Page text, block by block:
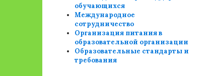
обучающихся
Международное
сотрудничество
Организация питания в
образовательной организации
Образовательные стандарты и
требования